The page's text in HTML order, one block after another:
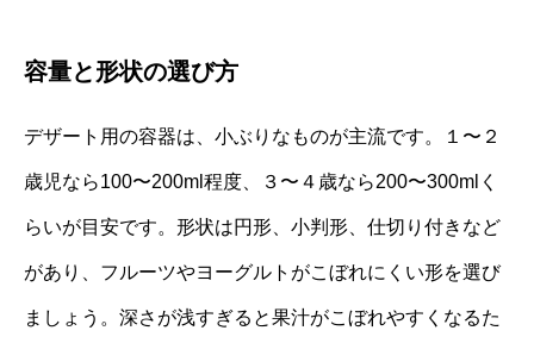
容量と形状の選び方
デザート用の容器は、小ぶりなものが主流です。１〜２
歳児なら100〜200ml程度、３〜４歳なら200〜300mlく
らいが目安です。形状は円形、小判形、仕切り付きなど
があり、フルーツやヨーグルトがこぼれにくい形を選び
ましょう。深さが浅すぎると果汁がこぼれやすくなるた